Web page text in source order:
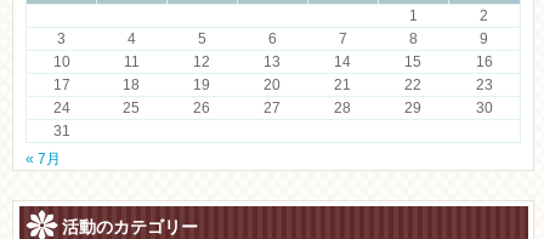
1
2
3
4 5 6 7 8
9
10
11 12 13 14 15
16
17
18 19 20 21 22
23
24
25 26 27 28 29
30
31
« 7月
活動のカテゴリー